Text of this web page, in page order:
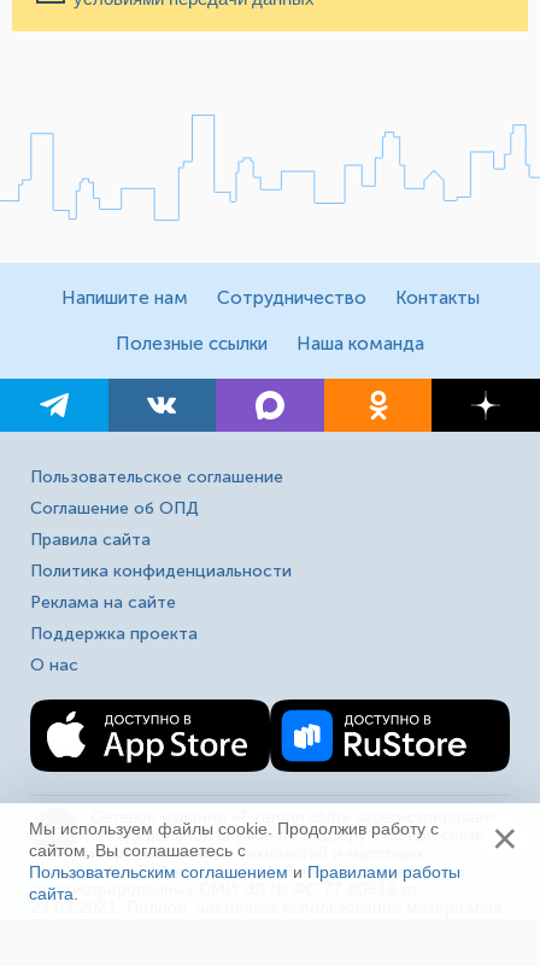
Напишите нам Сотрудничество Контакты
Полезные ссылки Наша команда
Пользовательское соглашение
Соглашение об ОПД
Правила сайта
Политика конфиденциальности
Реклама на сайте
Поддержка проекта
О нас
16+
в Федеральной службе по надзору в сфере связи,
информационных технологий и массовых
коммуникаций (Роскомнадзор). Выписка из реестра
зарегистрированных СМИ ЭЛ № ФС 77-80618 от
Мы используем файлы cookie. Продолжив работу с
сайтом, Вы соглашаетесь с
Пользовательским соглашением и Правилами работы
сайта
×